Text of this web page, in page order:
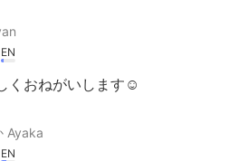
EN
くおねがいします☺️
Ayaka
EN